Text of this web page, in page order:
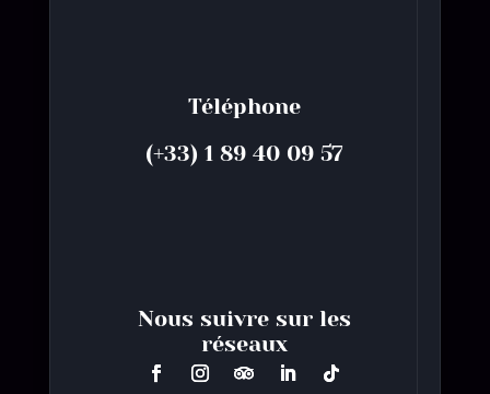
Téléphone
(+33) 1 89 40 09 57
Nous suivre sur les
réseaux